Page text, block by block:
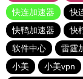
快连加速器
快
快鸭加速器
快
软件中心
雷霆
小美
小美vpn